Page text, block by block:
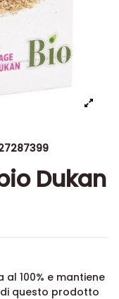
Dukan
100% e mantiene
questo prodotto